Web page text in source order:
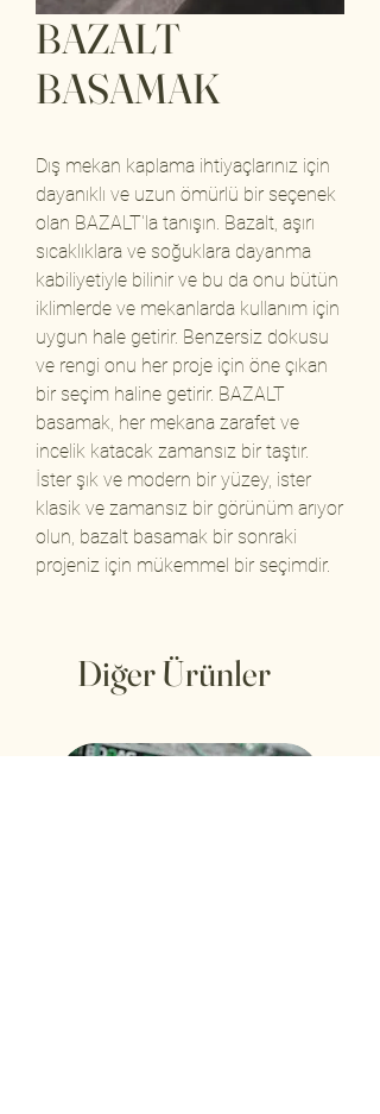
BAZALT
BASAMAK
Dış mekan kaplama ihtiyaçlarınız için
dayanıklı ve uzun ömürlü bir seçenek
olan BAZALT'la tanışın. Bazalt, aşırı
sıcaklıklara ve soğuklara dayanma
kabiliyetiyle bilinir ve bu da onu bütün
iklimlerde ve mekanlarda kullanım için
uygun hale getirir. Benzersiz dokusu
ve rengi onu her proje için öne çıkan
bir seçim haline getirir. BAZALT
basamak, her mekana zarafet ve
incelik katacak zamansız bir taştır.
İster şık ve modern bir yüzey, ister
klasik ve zamansız bir görünüm arıyor
olun, bazalt basamak bir sonraki
projeniz için mükemmel bir seçimdir.
Diğer Ürünler